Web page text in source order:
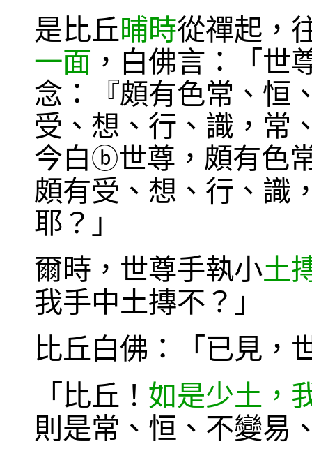
是比丘晡時從禪起，
一面 ，白佛言：「世
念：『頗有色常、恒
受、想、行、識，常
今白ⓑ世尊，頗有色
頗有受、想、行、識
耶？」
爾時，世尊手執小土
我手中土摶不？」
比丘白佛：「已見，
「比丘！ 如是少土，
則是常、恒、不變易